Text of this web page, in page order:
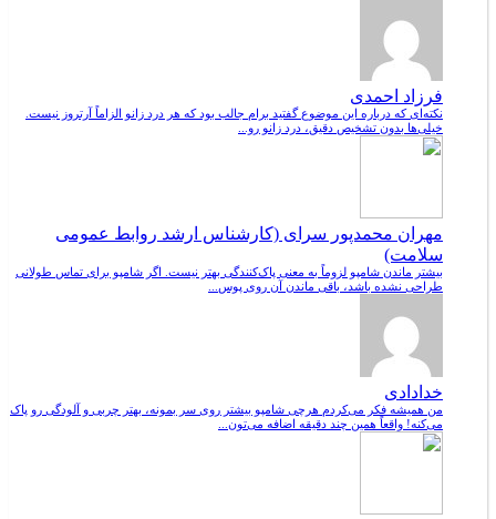
فرزاد احمدی
نکته‌ای که درباره این موضوع گفتید برام جالب بود که هر درد زانو الزاماً آرتروز نیست.
خیلی‌ها بدون تشخیص دقیق، درد زانو رو...
مهران محمدپور سرای (کارشناس ارشد روابط عمومی
سلامت)
بیشتر ماندن شامپو لزوماً به معنی پاک‌کنندگی بهتر نیست. اگر شامپو برای تماس طولانی
طراحی نشده باشد، باقی ماندن آن روی پوس...
خدادادی
من همیشه فکر می‌کردم هرچی شامپو بیشتر روی سر بمونه، بهتر چربی و آلودگی رو پاک
می‌کنه! واقعاً همین چند دقیقه اضافه می‌تون...